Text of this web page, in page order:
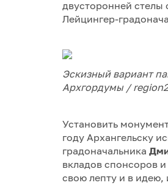
двусторонней стелы
Лейцингер-
Эскизный вариант
Архгордумы /
Установить
году Архангельску
градоначальника
вкладов спонсоров
свою лепту и в идею,